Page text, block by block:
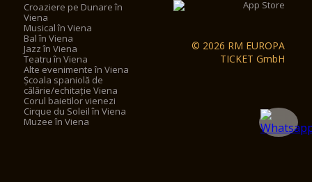
Croaziere pe Dunare în
Viena
Musical în Viena
Bal în Viena
Jazz în Viena
Teatru în Viena
Alte evenimente în Viena
Școala spaniolă de
călărie/echitație Viena
Corul baietilor vienezi
Cirque du Soleil în Viena
Muzee în Viena
© 2026 RM EUROPA
TICKET GmbH